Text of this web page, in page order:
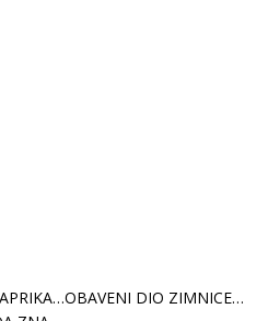
DIO ZIMNICE…